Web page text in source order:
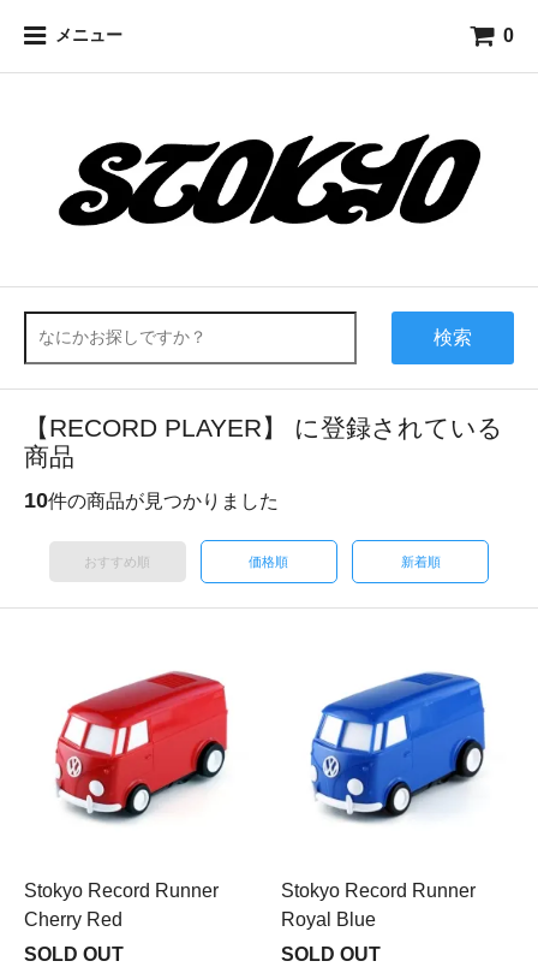
メニュー 0
検索
【RECORD PLAYER】 に登録されている
商品
10件の商品が見つかりました
おすすめ順 価格順 新着順
Stokyo Record Runner
Cherry Red
SOLD OUT
Stokyo Record Runner
Royal Blue
SOLD OUT